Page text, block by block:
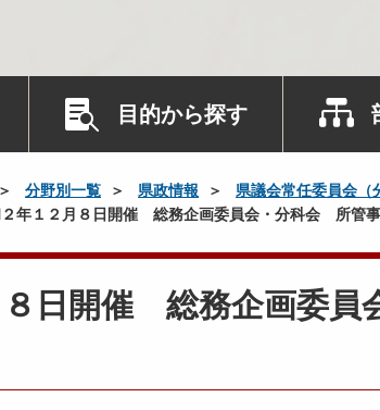
目的から探す
分野別一覧 県政情報 県議会常任委員会（
年１２月８日開催 総務企画委員会・分科会 所管
８日開催 総務企画委